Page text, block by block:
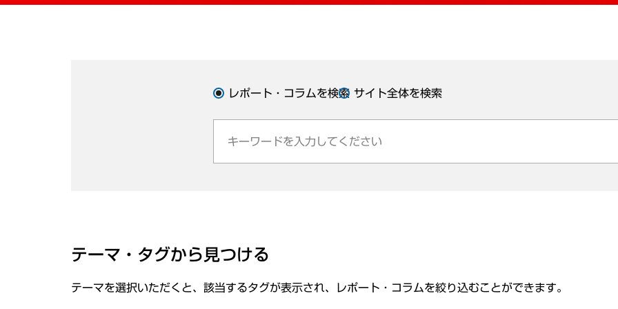
レポート・コラムを検索 サイト全体を検索
テーマ・タグから見つける
テーマを選択いただくと、該当するタグが表示され、レポート・コラムを絞り込むことができます。